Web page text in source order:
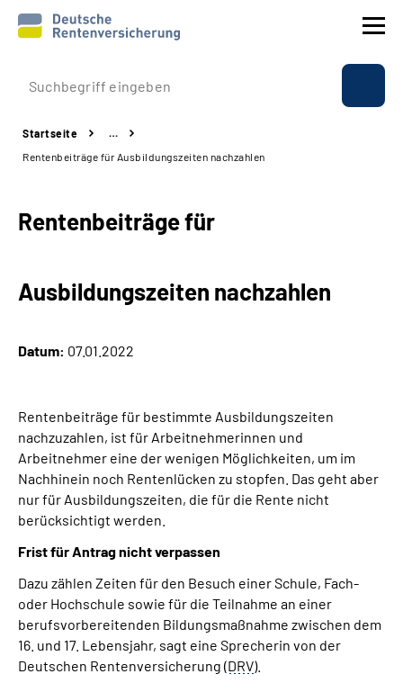
Prävention
Reha
Experten
Über uns & Presse
Suche
Language
Leichte Sprache
Mein Kundenportal
Startseite
…
Rentenbeiträge für Ausbildungszeiten nachzahlen
Rentenbeiträge für
Ausbildungszeiten nachzahlen
Datum: 07.01.2022
Rentenbeiträge für bestimmte Ausbildungszeiten
nachzuzahlen, ist für Arbeitnehmerinnen und
Arbeitnehmer eine der wenigen Möglichkeiten, um im
Nachhinein noch Rentenlücken zu stopfen. Das geht aber
nur für Ausbildungszeiten, die für die Rente nicht
berücksichtigt werden.
Frist für Antrag nicht verpassen
Dazu zählen Zeiten für den Besuch einer Schule, Fach-
oder Hochschule sowie für die Teilnahme an einer
berufsvorbereitenden Bildungsmaßnahme zwischen dem
16. und 17. Lebensjahr, sagt eine Sprecherin von der
Deutschen Rentenversicherung (DRV).